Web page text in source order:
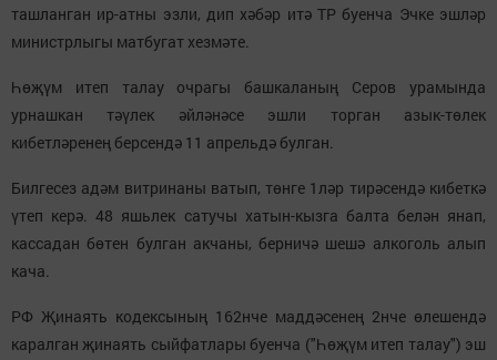
ташланган ир-атны эзли, дип хәбәр итә ТР буенча Эчке эшләр
министрлыгы матбугат хезмәте.
Һөҗүм итеп талау очрагы башкаланың Серов урамында
урнашкан тәүлек әйләнәсе эшли торган азык-төлек
кибетләренең берсендә 11 апрельдә булган.
Билгесез адәм витринаны ватып, төнге 1ләр тирәсендә кибеткә
үтеп керә. 48 яшьлек сатучы хатын-кызга балта белән янап,
кассадан бөтен булган акчаны, берничә шешә алкоголь алып
кача.
РФ Җинаять кодексының 162нче маддәсенең 2нче өлешендә
каралган җинаять сыйфатлары буенча ("Һөҗүм итеп талау") эш